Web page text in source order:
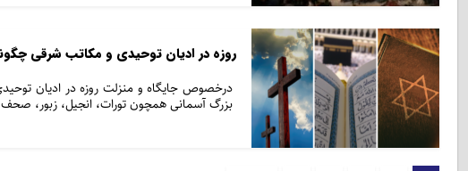
روزه در ادیان توحیدی و مکاتب شرقی
درخصوص جایگاه و منزلت روزه در ادیان
بزرگ آسمانی همچون تورات، انجیل، زبور،